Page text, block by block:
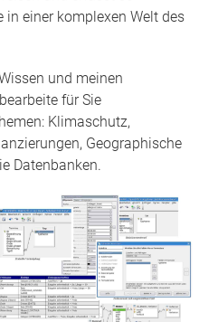
einer komplexen Welt des
und meinen
für Sie
Klimaschutz,
Geographische
Datenbanken.